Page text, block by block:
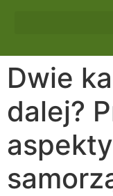
Dwie
dalej?